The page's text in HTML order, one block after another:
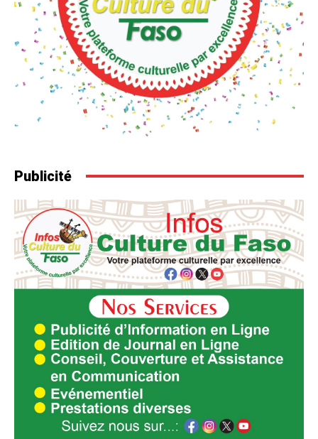
Publicité